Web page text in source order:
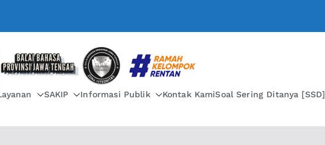
BALAI BAHASA PROVINSI JAWA TENGAH
SAKIP Informasi Publik Kontak KamiSoal Sering Ditanya [SSD]